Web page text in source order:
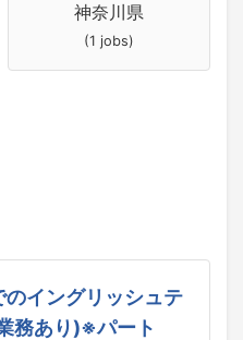
神奈川県
(1 jobs)
イングリッシュテ
務あり)※パート